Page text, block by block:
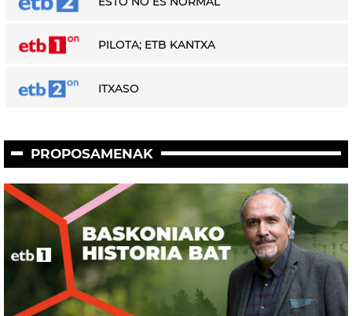
PILOTA; ETB KANTXA
ITXASO
PROPOSAMENAK